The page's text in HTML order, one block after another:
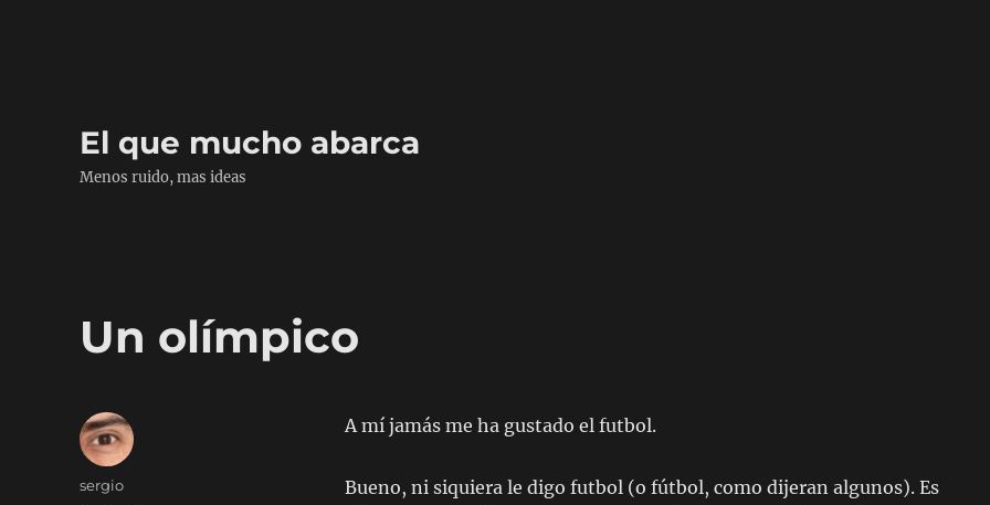
El que mucho abarca
Menos ruido, mas ideas
Un olímpico
A mí jamás me ha gustado el futbol.
Bueno, ni siquiera le digo futbol (o fútbol, como dijeran algunos). Es
Author
sergio